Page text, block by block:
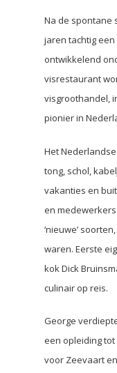
Na de spontane
jaren tachtig
ontwikkelend
visrestaurant
visgroothandel,
pionier in
Het
tong, schol,
vakanties en
en
‘nieuwe’
waren. Eerste
kok Dick
culinair op reis.
George
een opleiding
voor Zeevaart